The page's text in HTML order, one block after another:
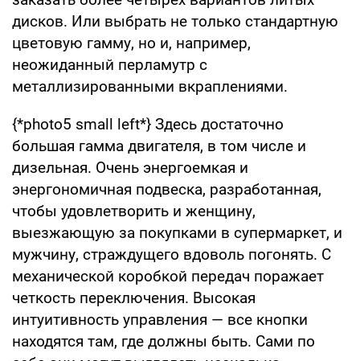
дисков. Или выбрать не только стандартную
цветовую гамму, но и, например,
неожиданный перламутр с
металлизированными вкраплениями.
{*photo5 small left*} Здесь достаточно
большая гамма двигателя, в том числе и
дизельная. Очень энергоемкая и
энергономичная подвеска, разработанная,
чтобы удовлетворить и женщину,
выезжающую за покупками в супермаркет, и
мужчину, страждущего вдоволь погонять. С
механической коробкой передач поражает
четкость переключения. Высокая
интуитивность управления — все кнопки
находятся там, где должны быть. Сами по